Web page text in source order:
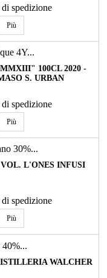
spedizione
Più
100CL 2020 -
S. URBAN
spedizione
Più
L'ONES INFUSI
spedizione
Più
WALCHER